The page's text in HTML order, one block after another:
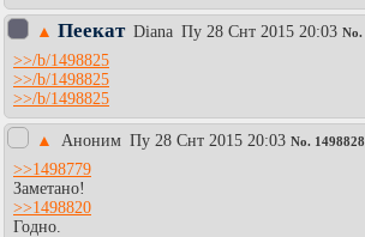
▲ Пеекат Diаna Пy 28 Снт 2015 20:03 No.
>>/b/1498825
>>/b/1498825
>>/b/1498825
▲ Аноним Пy 28 Снт 2015 20:03 No. 1498828
>>1498779
Заметано!
>>1498820
Годно.